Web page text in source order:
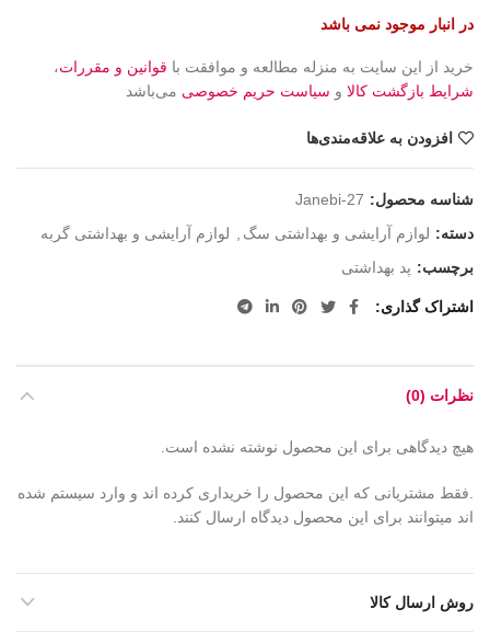
در انبار موجود نمی باشد
خرید از این سایت به منزله مطالعه و موافقت با قوانین و مقررات،
شرایط بازگشت کالا و سیاست حریم خصوصی می‌باشد
افزودن به علاقه‌مندی‌ها
شناسه محصول: Janebi-27
دسته: لوازم آرایشی و بهداشتی سگ
لوازم آرایشی و بهداشتی گربه
برچسب: پد بهداشتی
اشتراک گذاری
نظرات (0)
هیچ دیدگاهی برای این محصول نوشته نشده است.
.فقط مشتریانی که این محصول را خریداری کرده اند و وارد سیستم شده
اند میتوانند برای این محصول دیدگاه ارسال کنند.
روش ارسال کالا